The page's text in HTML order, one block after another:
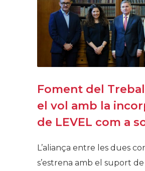
Foment del
el vol amb la
de LEVEL com a
L’aliança entre les dues
s’estrena amb el suport de